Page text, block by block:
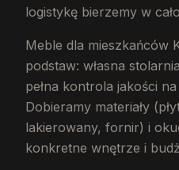
logistykę bierzemy w
Meble dla mieszkańców
podstaw: własna
pełna kontrola jakości
Dobieramy materiały
lakierowany, fornir) i
konkretne wnętrze i